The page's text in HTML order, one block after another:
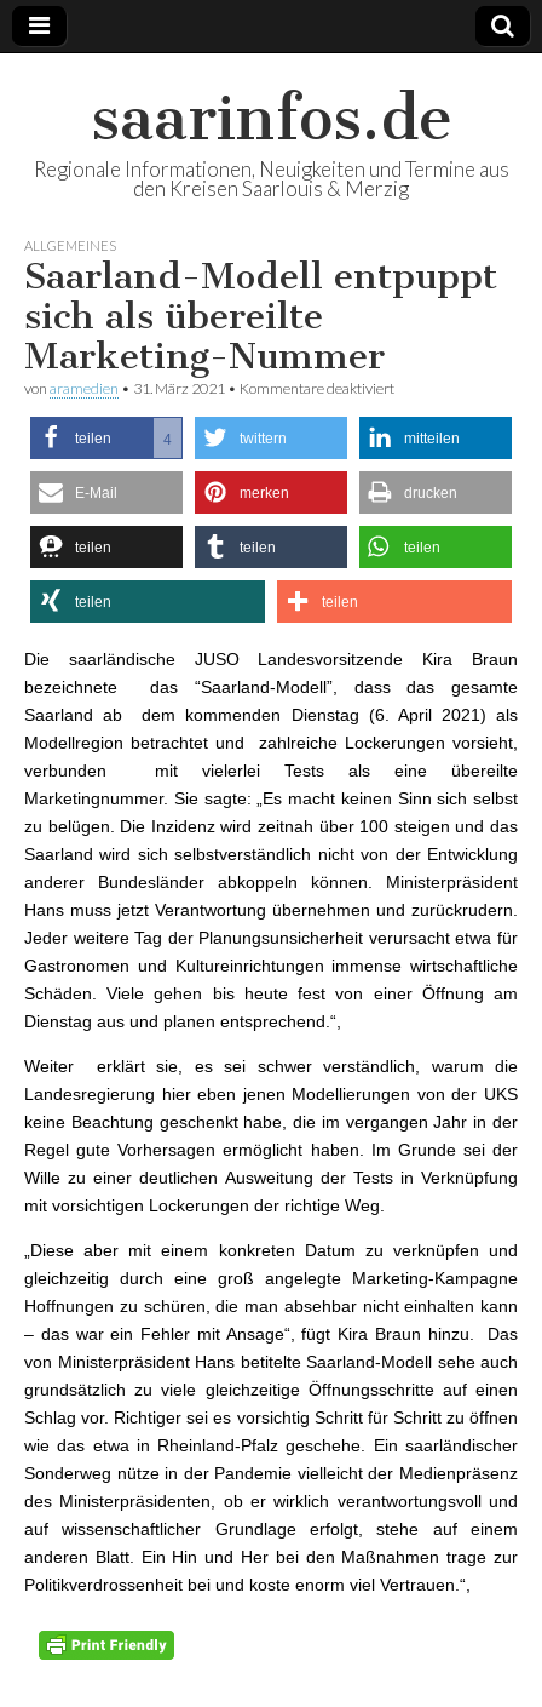
saarinfos.de
Regionale Informationen, Neuigkeiten und Termine aus
den Kreisen Saarlouis & Merzig
ALLGEMEINES
Saarland-Modell entpuppt
sich als übereilte
Marketing-Nummer
von aramedien • 31. März 2021 • Kommentare deaktiviert
Nummer
teilen 4 twittern mitteilen
E-Mail merken drucken
teilen teilen teilen
teilen teilen
Die saarländische JUSO Landesvorsitzende Kira Braun
bezeichnete das “Saarland-Modell”, dass das gesamte
Saarland ab dem kommenden Dienstag (6. April 2021) als
Modellregion betrachtet und zahlreiche Lockerungen vorsieht,
verbunden mit vielerlei Tests als eine übereilte
Marketingnummer. Sie sagte: „Es macht keinen Sinn sich selbst
zu belügen. Die Inzidenz wird zeitnah über 100 steigen und das
Saarland wird sich selbstverständlich nicht von der Entwicklung
anderer Bundesländer abkoppeln können. Ministerpräsident
Hans muss jetzt Verantwortung übernehmen und zurückrudern.
Jeder weitere Tag der Planungsunsicherheit verursacht etwa für
Gastronomen und Kultureinrichtungen immense wirtschaftliche
Schäden. Viele gehen bis heute fest von einer Öffnung am
Dienstag aus und planen entsprechend.“,
Weiter erklärt sie, es sei schwer verständlich, warum die
Landesregierung hier eben jenen Modellierungen von der UKS
keine Beachtung geschenkt habe, die im vergangen Jahr in der
Regel gute Vorhersagen ermöglicht haben. Im Grunde sei der
Wille zu einer deutlichen Ausweitung der Tests in Verknüpfung
mit vorsichtigen Lockerungen der richtige Weg.
„Diese aber mit einem konkreten Datum zu verknüpfen und
gleichzeitig durch eine groß angelegte Marketing-Kampagne
Hoffnungen zu schüren, die man absehbar nicht einhalten kann
– das war ein Fehler mit Ansage“, fügt Kira Braun hinzu. Das
von Ministerpräsident Hans betitelte Saarland-Modell sehe auch
grundsätzlich zu viele gleichzeitige Öffnungsschritte auf einen
Schlag vor. Richtiger sei es vorsichtig Schritt für Schritt zu öffnen
wie das etwa in Rheinland-Pfalz geschehe. Ein saarländischer
Sonderweg nütze in der Pandemie vielleicht der Medienpräsenz
des Ministerpräsidenten, ob er wirklich verantwortungsvoll und
auf wissenschaftlicher Grundlage erfolgt, stehe auf einem
anderen Blatt. Ein Hin und Her bei den Maßnahmen trage zur
Politikverdrossenheit bei und koste enorm viel Vertrauen.“,